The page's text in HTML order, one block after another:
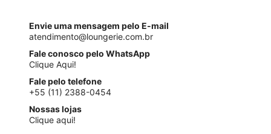
Envie uma mensagem pelo E-mail
atendimento@loungerie.com.br
Fale conosco pelo WhatsApp
Clique Aqui!
Fale pelo telefone
+55 (11) 2388-0454
Nossas lojas
Clique aqui!